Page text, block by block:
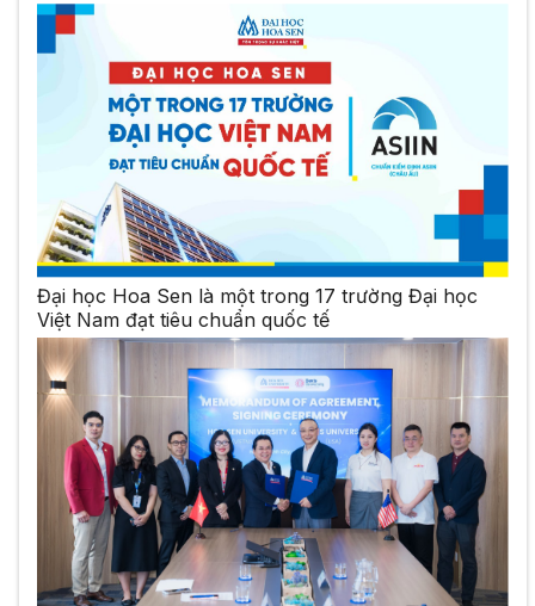
Đại học Hoa Sen là một trong 17 trường Đại học
Việt Nam đạt tiêu chuẩn quốc tế